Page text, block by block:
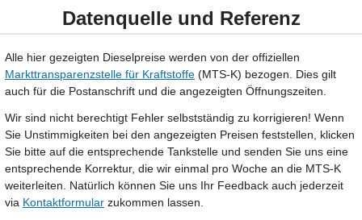
Datenquelle und Referenz
Alle hier gezeigten Dieselpreise werden von der offiziellen
Markttransparenzstelle für Kraftstoffe (MTS-K) bezogen. Dies gilt
auch für die Postanschrift und die angezeigten Öffnungszeiten.
Wir sind nicht berechtigt Fehler selbstständig zu korrigieren! Wenn
Sie Unstimmigkeiten bei den angezeigten Preisen feststellen, klicken
Sie bitte auf die entsprechende Tankstelle und senden Sie uns eine
entsprechende Korrektur, die wir einmal pro Woche an die MTS-K
weiterleiten. Natürlich können Sie uns Ihr Feedback auch jederzeit
via Kontaktformular zukommen lassen.